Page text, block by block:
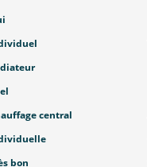
central
bon